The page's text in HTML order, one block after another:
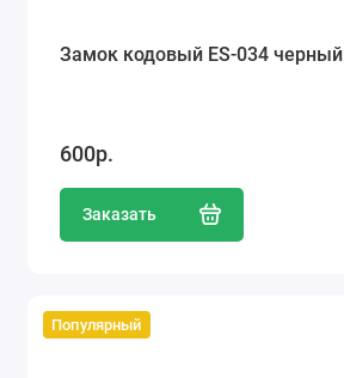
Замок кодовый ES-034 черный
600р.
Заказать
Популярный